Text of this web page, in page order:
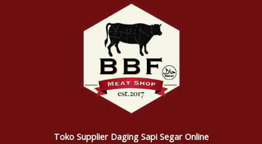
Toko Supplier Daging Sapi Segar Online